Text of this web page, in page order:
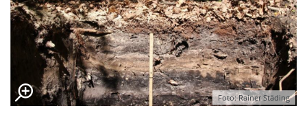
Foto: Rainer Städing